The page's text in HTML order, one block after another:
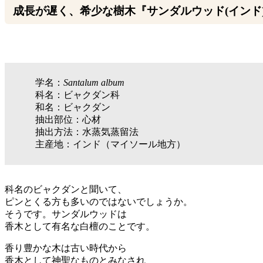
成長が遅く、希少な樹木『サンダルウッド(イン
学名： Santalum album
科名：ビャクダン科
和名：ビャクダン
抽出部位：心材
抽出方法：水蒸気蒸留法
主産地：インド（マイソール地方）
科名のビャクダンと聞いて、
ピンとくる方も多いのではないでしょうか。
そうです。サンダルウッドは
香木として有名な白檀のことです。
香り豊かな木は古い時代から
香木として神聖なものとみなされ